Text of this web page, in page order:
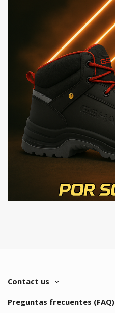
Contact us
Preguntas frecuentes (FAQ)